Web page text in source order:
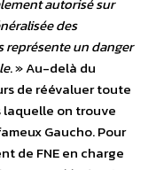
des
représente un danger
. » Au-delà du
de réévaluer toute
on trouve
Gaucho. Pour
de FNE en charge